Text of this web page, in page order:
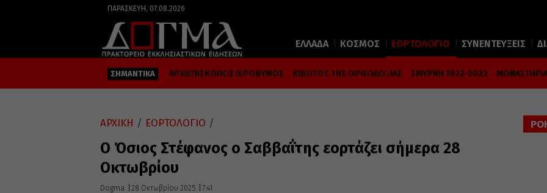
ΠΑΡΑΣΚΕΥΉ, 07.08.2026
ΕΛΛΑΔΑ ΚΟΣΜΟΣ ΕΟΡΤΟΛΟΓΙΟ ΣΥΝΕΝΤΕΥΞΕΙΣ
ΣΗΜΑΝΤΙΚΑ ΑΡΧΙΕΠΙΣΚΟΠΟΣ ΙΕΡΩΝΥΜΟΣ ΚΙΒΩΤΟΣ ΤΗΣ ΟΡΘΟΔΟΞΙΑΣ ΣΜΥΡΝΗ 1922-2022
ΑΡΧΙΚΗ / ΕΟΡΤΟΛΟΓΙΟ /
Ο Όσιος Στέφανος ο Σαββαΐτης εορτάζει σήμερα 28
Οκτωβρίου
Dogma 28 Οκτωβρίου 2025 7:41